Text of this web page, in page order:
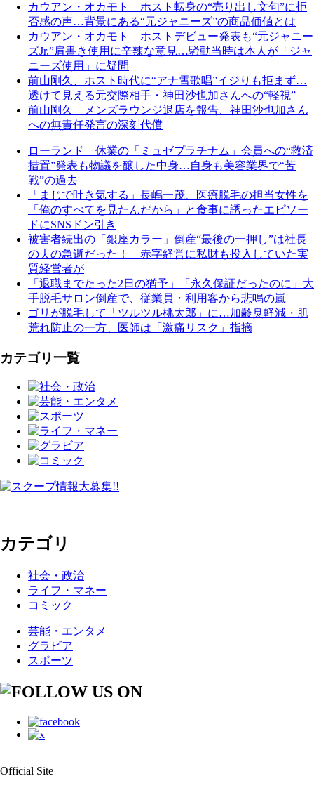
カウアン・オカモト ホスト転身の“売り出し文句”に拒
否感の声…背景にある“元ジャニーズ”の商品価値とは
カウアン・オカモト ホストデビュー発表も“元ジャニー
ズJr.”肩書き使用に辛辣な意見…騒動当時は本人が「ジャ
ニーズ使用」に疑問
前山剛久、ホスト時代に“アナ雪歌唱”イジりも拒まず…
透けて見える元交際相手・神田沙也加さんへの“軽視”
前山剛久 メンズラウンジ退店を報告、神田沙也加さん
への無責任発言の深刻代償
ローランド 休業の「ミュゼプラチナム」会員への“救済
措置”発表も物議を醸した中身…自身も美容業界で“苦
戦”の過去
「まじで吐き気する」長嶋一茂、医療脱毛の担当女性を
「俺のすべてを見たんだから」と食事に誘ったエピソー
ドにSNSドン引き
被害者続出の「銀座カラー」倒産“最後の一押し”は社長
の夫の急逝だった！ 赤字経営に私財も投入していた実
質経営者が
「退職までたった2日の猶予」「永久保証だったのに」大
手脱毛サロン倒産で、従業員・利用客から悲鳴の嵐
ゴリが脱毛して「ツルツル桃太郎」に…加齢臭軽減・肌
荒れ防止の一方、医師は「激痛リスク」指摘
カテゴリ一覧
カテゴリ
社会・政治
ライフ・マネー
コミック
芸能・エンタメ
グラビア
スポーツ
Official Site